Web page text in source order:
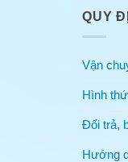
QUY
Vận
Hình
Đổi trả,
Hướng